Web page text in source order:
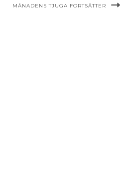
MÅNADENS TJUGA FORTSÄTTER